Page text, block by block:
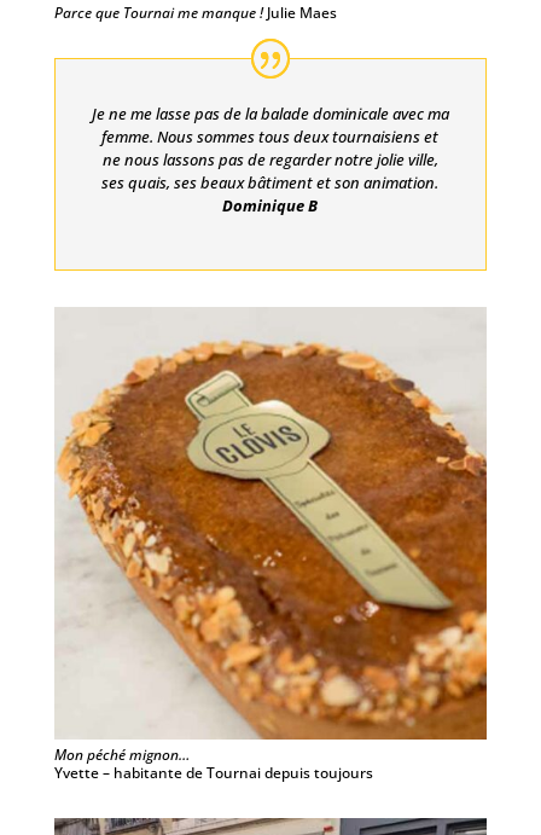
Parce que Tournai me manque !Julie Maes
Je ne me lasse pas de la balade dominicale avec ma
femme. Nous sommes tous deux tournaisiens et
ne nous lassons pas de regarder notre jolie ville,
ses quais, ses beaux bâtiment et son animation.
Dominique B
Mon péché mignon…
Yvette – habitante de Tournai depuis toujours